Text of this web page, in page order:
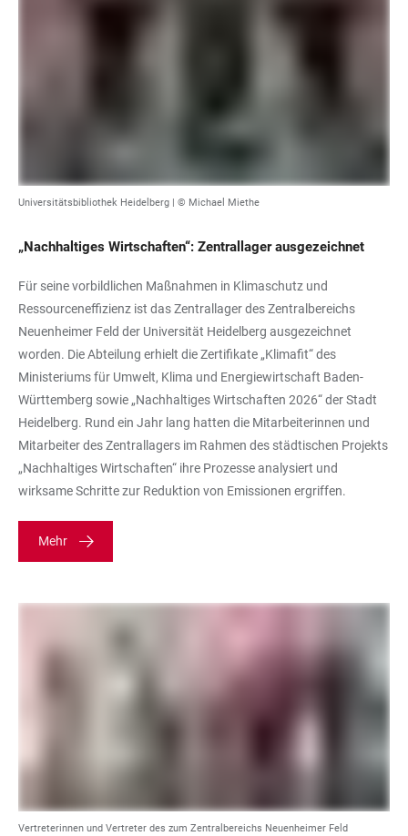
Universitätsbibliothek Heidelberg | © Michael Miethe
„Nachhaltiges Wirtschaften“: Zentrallager ausgezeichnet
Für seine vorbildlichen Maßnahmen in Klimaschutz und
Ressourceneffizienz ist das Zentrallager des Zentralbereichs
Neuenheimer Feld der Universität Heidelberg ausgezeichnet
worden. Die Abteilung erhielt die Zertifikate „Klimafit“ des
Ministeriums für Umwelt, Klima und Energiewirtschaft Baden-
Württemberg sowie „Nachhaltiges Wirtschaften 2026“ der Stadt
Heidelberg. Rund ein Jahr lang hatten die Mitarbeiterinnen und
Mitarbeiter des Zentrallagers im Rahmen des städtischen Projekts
„Nachhaltiges Wirtschaften“ ihre Prozesse analysiert und
wirksame Schritte zur Reduktion von Emissionen ergriffen.
Mehr
Vertreterinnen und Vertreter des zum Zentralbereichs Neuenheimer Feld